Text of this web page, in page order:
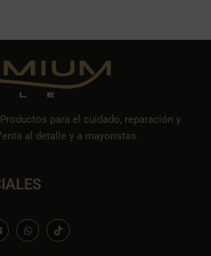
para el cuidado, reparación y
al detalle y a mayoristas.
W
h
a
I
c
o